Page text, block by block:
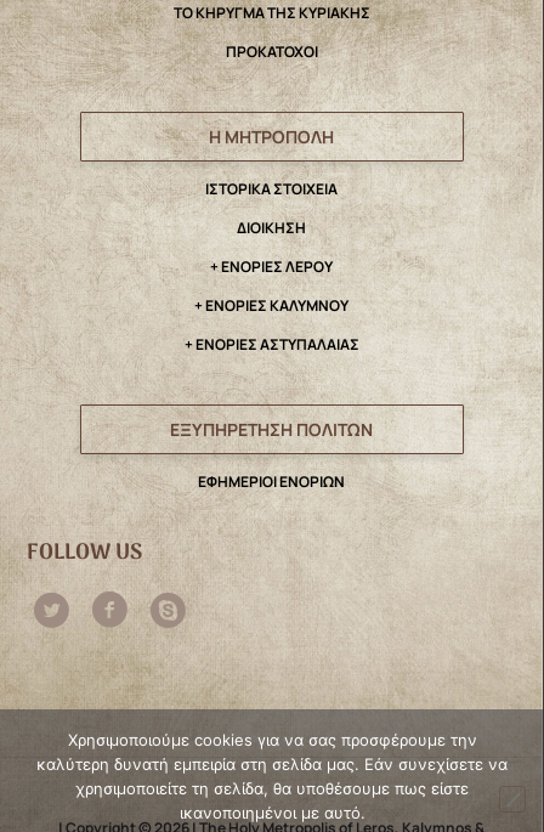
ΤΟ ΚΗΡΥΓΜΑ ΤΗΣ ΚΥΡΙΑΚΗΣ
ΠΡΟΚΑΤΟΧΟΙ
Η ΜΗΤΡΟΠΟΛΗ
IΣΤΟΡΙΚΑ ΣΤΟΙΧΕΙΑ
ΔΙΟΙΚΗΣΗ
+ ΕΝΟΡΙΕΣ ΛΕΡΟΥ
+ ΕΝΟΡΙΕΣ ΚΑΛΥΜΝΟΥ
+ ΕΝΟΡΙΕΣ ΑΣΤΥΠΑΛΑΙΑΣ
ΕΞΥΠΗΡΕΤΗΣΗ ΠΟΛΙΤΩΝ
ΕΦΗΜΕΡΙΟΙ ΕΝΟΡΙΩΝ
FOLLOW US
| Copyright © 2026 | The Holy Metropolis of Leros, Kalymnos &
Χρησιμοποιούμε cookies για να σας προσφέρουμε την
καλύτερη δυνατή εμπειρία στη σελίδα μας. Εάν συνεχίσετε να
χρησιμοποιείτε τη σελίδα, θα υποθέσουμε πως είστε
ικανοποιημένοι με αυτό.